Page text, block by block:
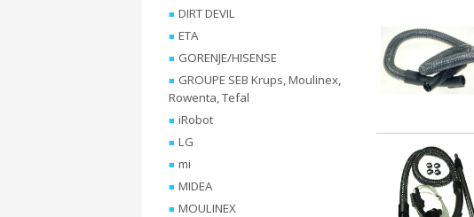
DIRT DEVIL
ETA
GORENJE/HISENSE
GROUPE SEB Krups, Moulinex,
Rowenta, Tefal
iRobot
LG
mi
MIDEA
MOULINEX